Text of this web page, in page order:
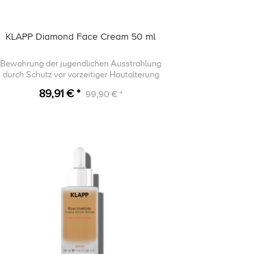
KLAPP Diamond Face Cream 50 ml
Bewahrung der jugendlichen Ausstrahlung
durch Schutz vor vorzeitiger Hautalterung
89,91 € * 99,90 € *